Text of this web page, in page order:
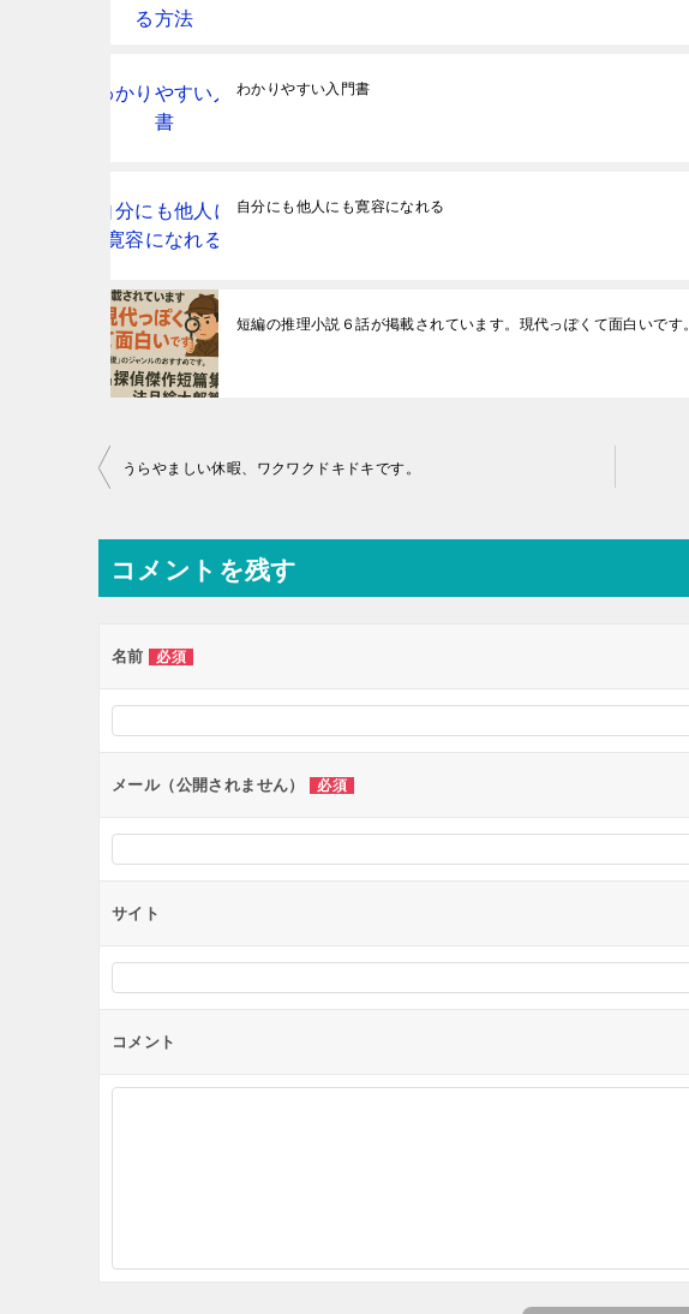
わかりやすい入門書
自分にも他人にも寛容になれる
短編の推理小説６話が掲載されています。現代っぽくて面白いです。
投
ナ
ビ
ー
ョ
ン
うらやましい休暇、ワクワクドキドキです。
コメントを残す
名前 必須
メール（公開されません） 必須
サイト
コメント